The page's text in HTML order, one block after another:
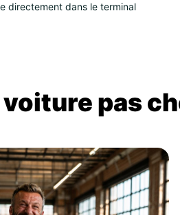
directement dans le terminal
pas